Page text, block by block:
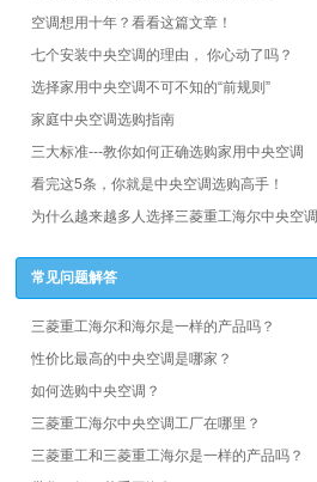
空调想用十年？看看这篇文章！
七个安装中央空调的理由， 你心动了吗？
选择家用中央空调不可不知的“前规则”
家庭中央空调选购指南
三大标准---教你如何正确选购家用中央空调
看完这5条，你就是中央空调选购高手！
为什么越来越多人选择三菱重工海尔中央空调
常见问题解答
三菱重工海尔和海尔是一样的产品吗？
性价比最高的中央空调是哪家？
如何选购中央空调？
三菱重工海尔中央空调工厂在哪里？
三菱重工和三菱重工海尔是一样的产品吗？